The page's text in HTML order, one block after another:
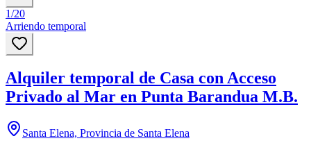
1/20
Arriendo temporal
Alquiler temporal de Casa con Acceso
Privado al Mar en Punta Barandua M.B.
Santa Elena, Provincia de Santa Elena